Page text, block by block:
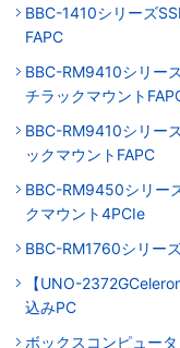
BBC-1410シリーズ
FAPC
BBC-RM9410シリー
チラックマウント
BBC-RM9410シリー
ックマウントFAPC
BBC-RM9450シリー
クマウント4PCIe
BBC-RM1760シリー
【UNO-
込みPC
ボックスコンピュー